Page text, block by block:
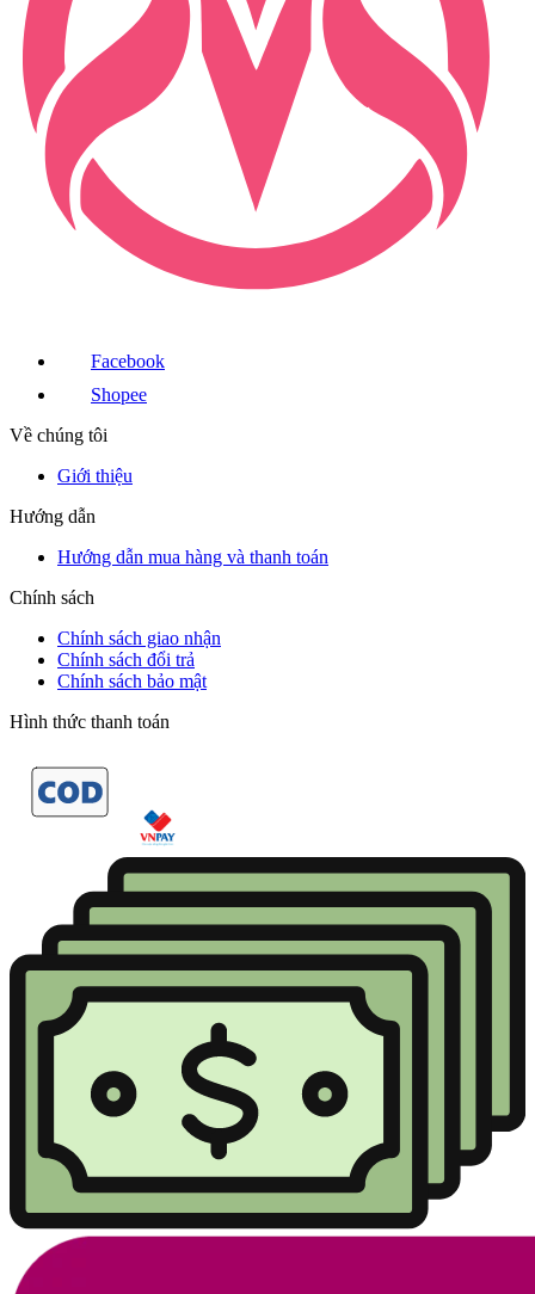
Facebook
Shopee
Về chúng tôi
Giới thiệu
Hướng dẫn
Hướng dẫn mua hàng và thanh toán
Chính sách
Chính sách giao nhận
Chính sách đổi trả
Chính sách bảo mật
Hình thức thanh toán